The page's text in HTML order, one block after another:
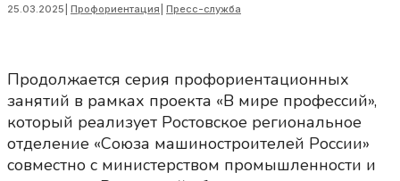
25.03.2025 Профориентация Пресс-служба
Продолжается серия профориентационных
занятий в рамках проекта «В мире профессий»,
который реализует Ростовское региональное
отделение «Союза машиностроителей России»
совместно с министерством промышленности и